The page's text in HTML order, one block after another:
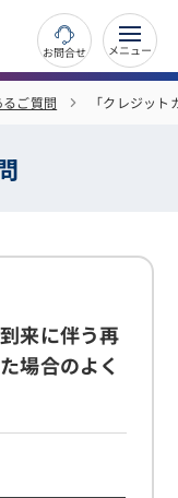
お問合せ
ご質問 「クレジッ
来に伴う再
場合のよく